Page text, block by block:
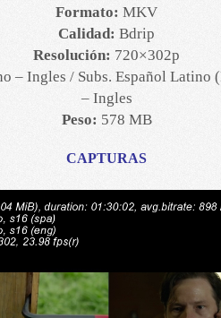
Formato: MKV
Calidad: Bdrip
Resolución: 720×302p
– Ingles / Subs. Español Latino
– Ingles
Peso: 578 MB
CAPTURAS